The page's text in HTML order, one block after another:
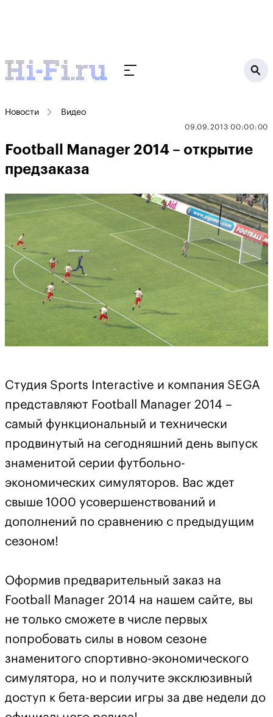
Новости Видео
09.09.2013 00:00:00
Football Manager 2014 – открытие
предзаказа
Студия Sports Interactive и компания SEGA
представляют Football Manager 2014 –
самый функциональный и технически
продвинутый на сегодняшний день выпуск
знаменитой серии футбольно-
экономических симуляторов. Вас ждет
свыше 1000 усовершенствований и
дополнений по сравнению с предыдущим
сезоном!
Оформив предварительный заказ на
Football Manager 2014 на нашем сайте, вы
не только сможете в числе первых
попробовать силы в новом сезоне
знаменитого спортивно-экономического
симулятора, но и получите эксклюзивный
доступ к бета-версии игры за две недели до